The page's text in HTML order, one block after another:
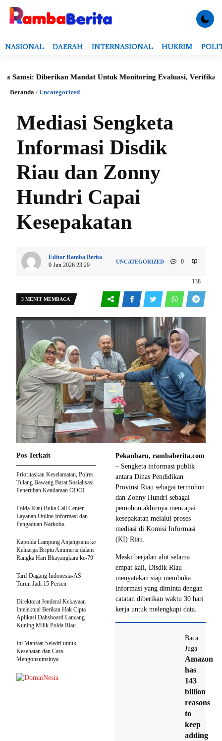
NASIONAL DAERAH INTERNASIONAL HUKRIM
Diberikan Mandat Untuk Monitoring Evaluasi, Verifikasi Data
Beranda / Uncategorized
Mediasi Sengketa
Informasi Disdik
Riau dan Zonny
Hundri Capai
Kesepakatan
Editor Ramba Berita
9 Jun 2026 23:29
UNCATEGORIZED 0
138
3 MENIT MEMBACA
Pekanbaru, rambaberita.com
– Sengketa informasi publik
antara Dinas Pendidikan
Provinsi Riau sebagai termohon
dan Zonny Hundri sebagai
pemohon akhirnya mencapai
kesepakatan melalui proses
mediasi di Komisi Informasi
(KI) Riau.
Meski berjalan alot selama
empat kali, Disdik Riau
menyatakan siap membuka
informasi yang diminta dengan
catatan diberikan waktu 30 hari
kerja untuk melengkapi data.
Baca
Juga
Amazon
has
143
billion
reasons
to
keep
adding
Pos Terkait
Prioritaskan Keselamatan, Polres
Tulang Bawang Barat Sosialisasi
Penertiban Kendaraan ODOL
Polda Riau Buka Call Center
Layanan Online Informasi dan
Pengaduan Narkoba.
Kapolda Lampung Anjangsana ke
Keluarga Briptu Anumerta dalam
Rangka Hari Bhayangkara ke-79
Tarif Dagang Indonesia-AS
Turun Jadi 15 Persen
Direktorat Jenderal Kekayaan
Intelektual Berikan Hak Cipta
Aplikasi Dahsboard Lancang
Kuning Milik Polda Riau
Ini Manfaat Seledri untuk
Kesehatan dan Cara
Mengonsumsinya